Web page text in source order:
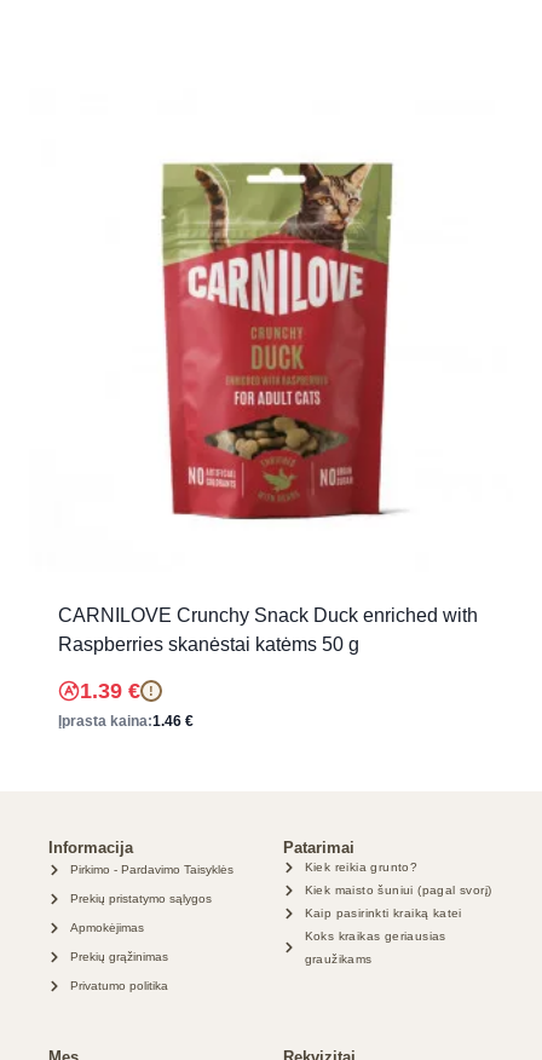
CARNILOVE Crunchy Snack Duck enriched with
Raspberries skanėstai katėms 50 g
1.39 € !
Įprasta kaina:1.46 €
Informacija
Pirkimo - Pardavimo Taisyklės
Prekių pristatymo sąlygos
Apmokėjimas
Prekių grąžinimas
Privatumo politika
Patarimai
Kiek reikia grunto?
Kiek maisto šuniui (pagal svorį)
Kaip pasirinkti kraiką katei
Koks kraikas geriausias
graužikams